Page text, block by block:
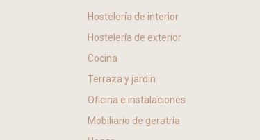
Hostelería de interior
Hostelería de exterior
Cocina
Terraza y jardin
Oficina e instalaciones
Mobiliario de geratría